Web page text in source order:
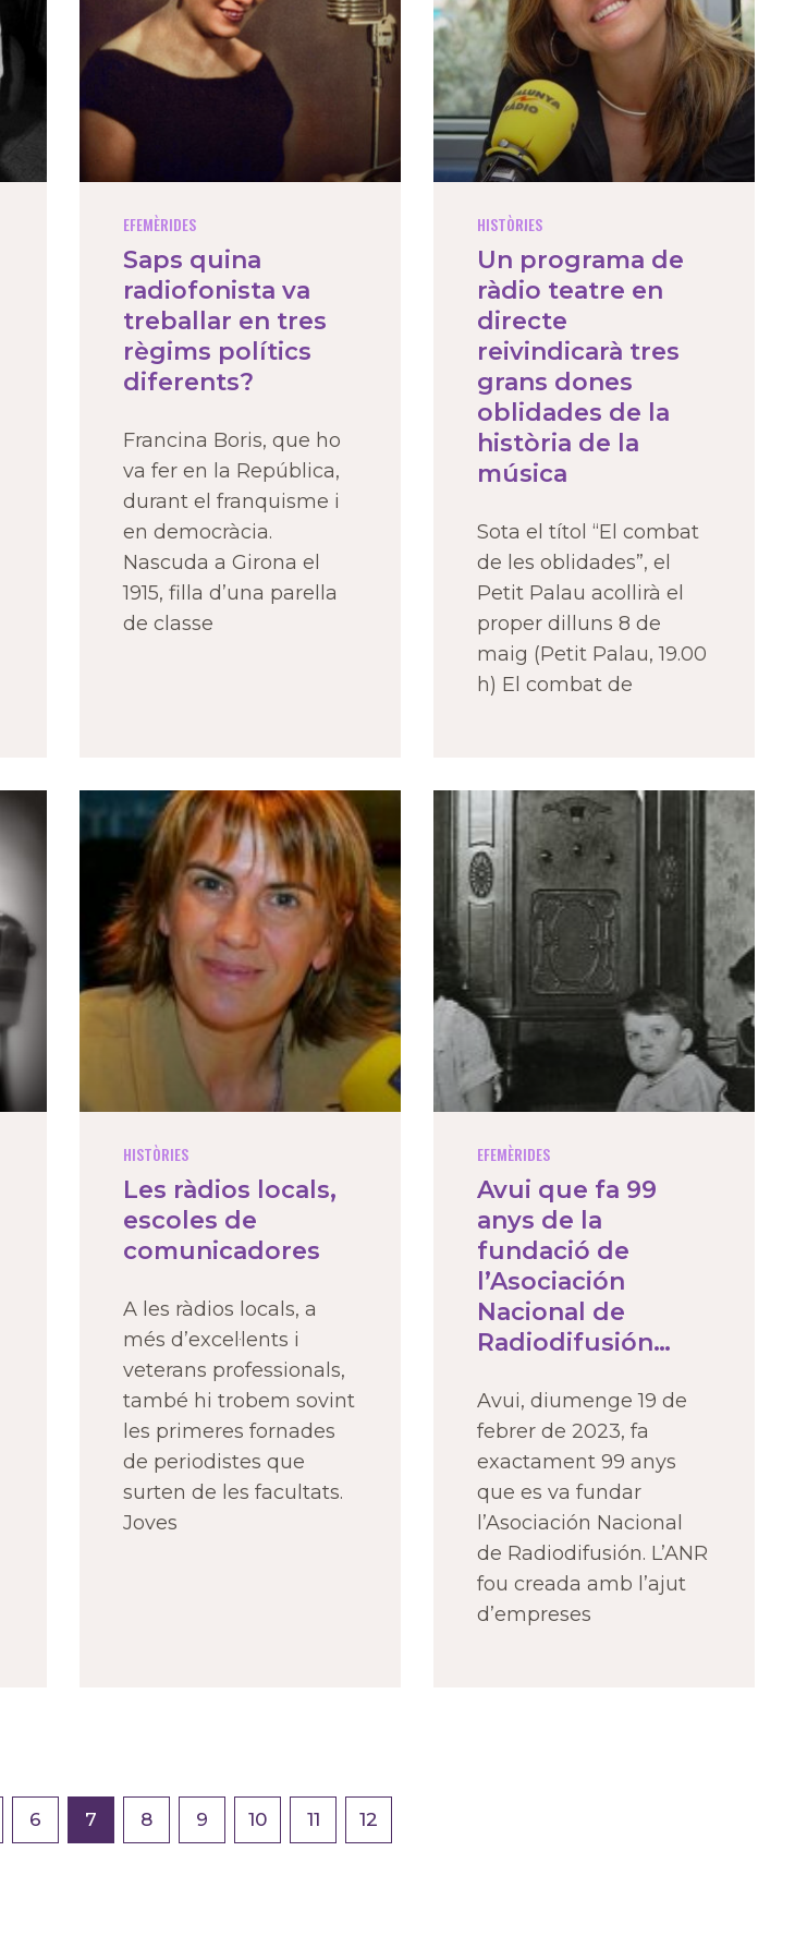
EFEMÈRIDES
Saps quina
radiofonista va
treballar en tres
règims polítics
diferents?
Francina Boris, que ho
va fer en la República,
durant el franquisme i
en democràcia.
Nascuda a Girona el
1915, filla d’una parella
de classe
HISTÒRIES
Un programa de
ràdio teatre en
directe
reivindicarà tres
grans dones
oblidades de la
història de la
música
Sota el títol “El combat
de les oblidades”, el
Petit Palau acollirà el
proper dilluns 8 de
maig (Petit Palau, 19.00
h) El combat de
HISTÒRIES
Les ràdios locals,
escoles de
comunicadores
A les ràdios locals, a
més d’excel·lents i
veterans professionals,
també hi trobem sovint
les primeres fornades
de periodistes que
surten de les facultats.
Joves
EFEMÈRIDES
Avui que fa 99
anys de la
fundació de
l’Asociación
Nacional de
Radiodifusión…
Avui, diumenge 19 de
febrer de 2023, fa
exactament 99 anys
que es va fundar
l’Asociación Nacional
de Radiodifusión. L’ANR
fou creada amb l’ajut
d’empreses
6 7 8 9 10 11 12